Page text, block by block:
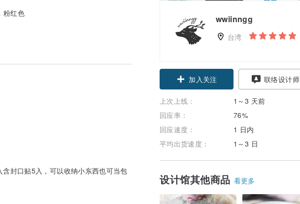
wwiinngg
台湾
加入关注 联络设计师
上次上线：
1～3 天前
回应率：
76%
回应速度：
1 日内
平均出货速度：
1～3 日
设计馆其他商品 看更多
封口贴5入，可以收纳小东西也可当包